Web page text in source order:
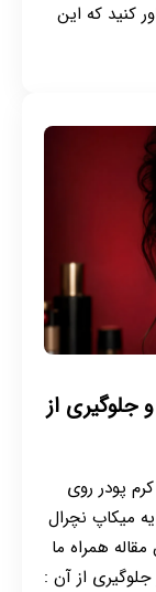
کنید که این
از
پودر روی
میکاپ نچرال
همراه ما
از آن :